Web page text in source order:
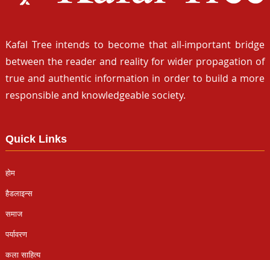
Kafal Tree intends to become that all-important bridge
between the reader and reality for wider propagation of
true and authentic information in order to build a more
responsible and knowledgeable society.
Quick Links
होम
हैडलाइन्स
समाज
पर्यावरण
कला साहित्य